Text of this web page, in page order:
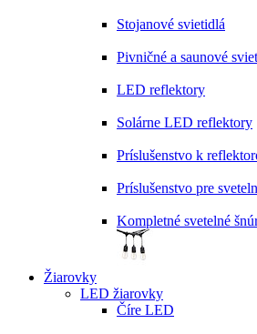
Stojanové svietidlá
Pivničné a saunové
LED reflektory
Solárne LED reflektory
Príslušenstvo k
Príslušenstvo pre
Kompletné svetelné
Žiarovky
LED žiarovky
Číre LED